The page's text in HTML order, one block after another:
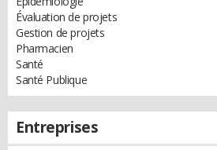
Évaluation de projets
Gestion de projets
Pharmacien
Santé
Santé Publique
Entreprises